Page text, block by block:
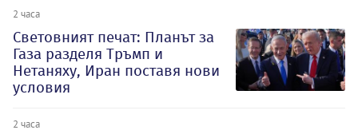
2 часа
Световният печат: Планът за
Газа разделя Тръмп и
Нетаняху, Иран поставя нови
условия
2 часа